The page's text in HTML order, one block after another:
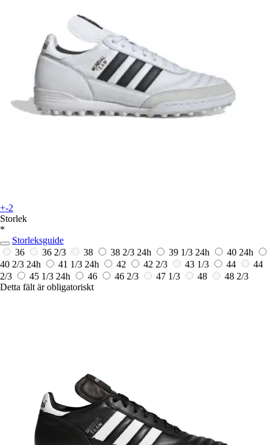
+-2
Storlek
*
Storleksguide
36
36 2/3 38 38 2/3 24h 39 1/3 24h 40 24h
40 2/3 24h 41 1/3 24h 42 42 2/3 43 1/3 44
44
2/3
45 1/3 24h 46 46 2/3 47 1/3 48
48 2/3
Detta fält är obligatoriskt